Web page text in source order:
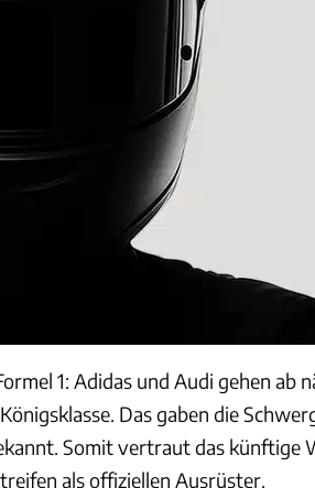
1: Adidas und Audi gehen ab
Das gaben die
Somit vertraut das künftige
als offiziellen Ausrüster.